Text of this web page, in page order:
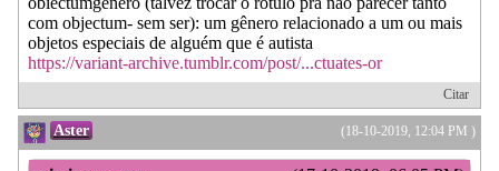
com objectum- sem ser): um gênero relacionado a um ou mais
objetos especiais de alguém que é autista
https://variant-archive.tumblr.com/post/...ctuates-or
Citar
(18-10-2019, 12:04 PM )
Aster